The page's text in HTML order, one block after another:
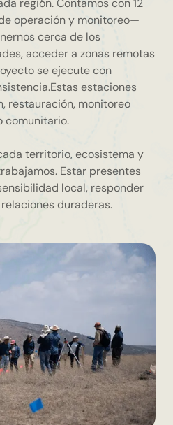
región. Contamos con 12
operación y monitoreo—
cerca de los
acceder a zonas remotas
se ejecute con
estaciones
restauración, monitoreo
comunitario.
territorio, ecosistema y
Estar presentes
local, responder
duraderas.